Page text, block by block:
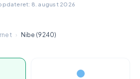
8. august 2026
› Nibe (9240)